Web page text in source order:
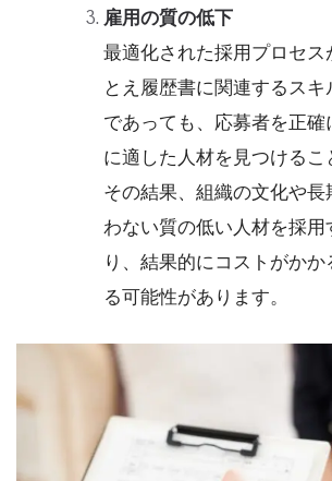
雇用の質の低下
最適化された採用プロセス
とえ履歴書に関連するス
であっても、応募者を正確
に適した人材を見つけるこ
その結果、組織の文化や長
わない質の低い人材を採用
り、結果的にコストがか
る可能性があります。